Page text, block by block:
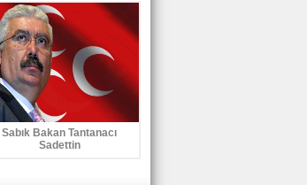
Sabık Bakan Tantanacı
Sadettin